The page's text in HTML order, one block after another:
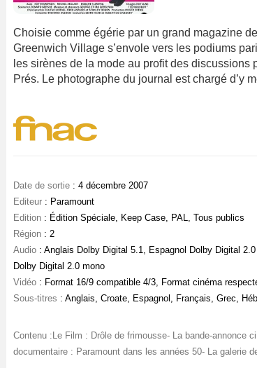
Choisie comme égérie par un grand magazine
Greenwich Village s’envole vers les podiums
les sirènes de la mode au profit des
Prés. Le photographe du journal est chargé d’y
Date de sortie : 4 décembre 2007
Editeur : Paramount
Edition : Édition Spéciale, Keep Case, PAL, Tous publics
Région : 2
Audio : Anglais Dolby Digital 5.1, Espagnol Dolby Digital
Dolby Digital 2.0 mono
Vidéo : Format 16/9 compatible 4/3, Format cinéma
Sous-titres : Anglais, Croate, Espagnol, Français, Grec,
Contenu :Le Film : Drôle de frimousse- La bande-annonce
documentaire : Paramount dans les années 50- La galerie